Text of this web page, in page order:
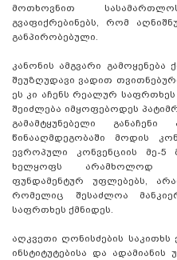
მოთხოვნით
გვაფიქრებინებს, რომ
განპირობებული.
კანონის ამგვარი გამოყენება
შეუზღუდავი ვადით
ეს კი აჩენს რეალურ
შეიძლება იმყოფებოდეს
გამამტყუნებელი
წინააღმდეგობაში მოდის
ევროპული კონვენციის მე-5
ხელყოფს არამხოლოდ
ფუნდამენტურ უფლებებს,
რომელიც შესაძლოა
საფრთხეს ქმნიდეს.
აღკვეთი ღონისძების
ინსტიტუტებისა და ადამიანის